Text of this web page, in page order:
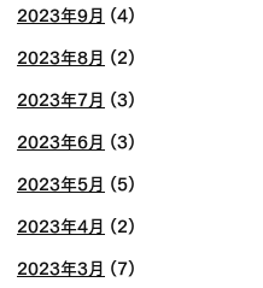
2023年9月 (4)
2023年8月 (2)
2023年7月 (3)
2023年6月 (3)
2023年5月 (5)
2023年4月 (2)
2023年3月 (7)